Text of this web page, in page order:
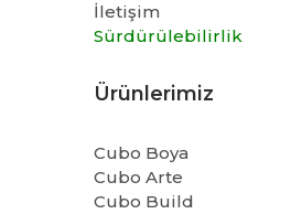
İletişim
Sürdürülebilirlik
Ürünlerimiz
Cubo Boya
Cubo Arte
Cubo Build